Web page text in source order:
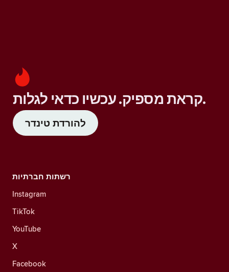
קראת מספיק. עכשיו כדאי לגלות.
להורדת טינדר
רשתות חברתיות
Instagram
TikTok
YouTube
X
Facebook